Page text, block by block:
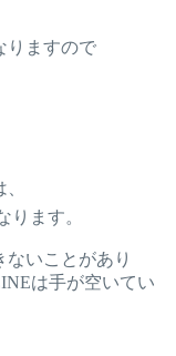
りますので
、
ります。
いことがあり
は手が空いてい